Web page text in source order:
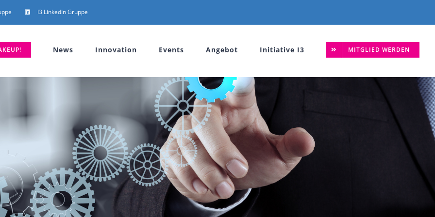
I3 LinkedIn Gruppe
News Innovation Events Angebot Initiative I3 MITGLIED WERDEN